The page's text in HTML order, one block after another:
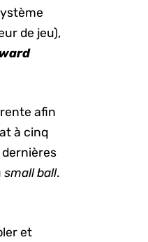
de jeu),
afin
à cinq
dernières
small ball.
et